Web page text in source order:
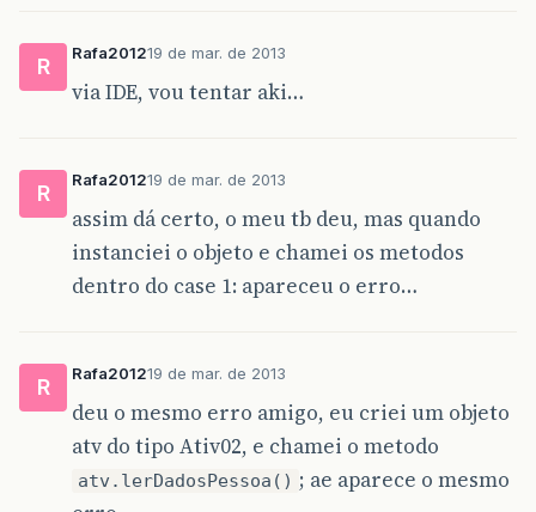
R
Rafa201219 de mar. de 2013
via IDE, vou tentar aki…
R
Rafa201219 de mar. de 2013
assim dá certo, o meu tb deu, mas quando
instanciei o objeto e chamei os metodos
dentro do case 1: apareceu o erro…
R
Rafa201219 de mar. de 2013
deu o mesmo erro amigo, eu criei um objeto
atv do tipo Ativ02, e chamei o metodo
atv.lerDadosPessoa() ; ae aparece o mesmo